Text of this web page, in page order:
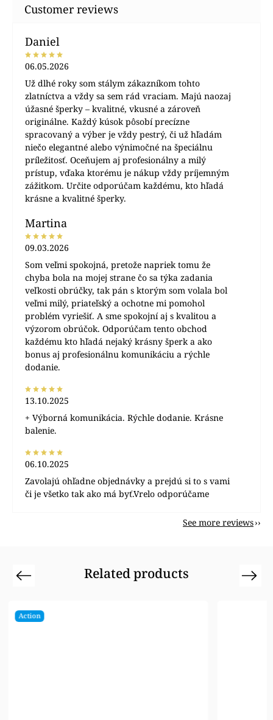
Daniel
06.05.2026
Už dlhé roky som stálym zákazníkom tohto
zlatníctva a vždy sa sem rád vraciam. Majú naozaj
úžasné šperky – kvalitné, vkusné a zároveň
originálne. Každý kúsok pôsobí precízne
spracovaný a výber je vždy pestrý, či už hľadám
niečo elegantné alebo výnimočné na špeciálnu
príležitosť. Oceňujem aj profesionálny a milý
prístup, vďaka ktorému je nákup vždy príjemným
zážitkom. Určite odporúčam každému, kto hľadá
krásne a kvalitné šperky.
Martina
09.03.2026
Som veľmi spokojná, pretože napriek tomu že
chyba bola na mojej strane čo sa týka zadania
veľkosti obrúčky, tak pán s ktorým som volala bol
veľmi milý, priateľský a ochotne mi pomohol
problém vyriešiť. A sme spokojní aj s kvalitou a
výzorom obrúčok. Odporúčam tento obchod
každému kto hľadá nejaký krásny šperk a ako
bonus aj profesionálnu komunikáciu a rýchle
dodanie.
13.10.2025
+ Výborná komunikácia. Rýchle dodanie. Krásne
balenie.
06.10.2025
Zavolajú ohľadne objednávky a prejdú si to s vami
či je všetko tak ako má byť.Vrelo odporúčame
See more reviews
Related products
Previous Next